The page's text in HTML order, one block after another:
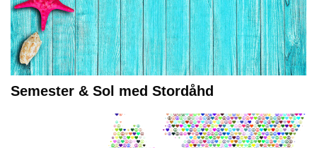
Semester & Sol med Stordåhd